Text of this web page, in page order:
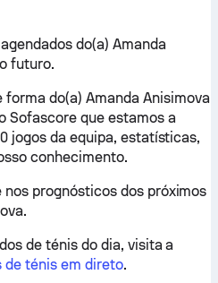
do(a) Amanda
futuro.
do(a) Amanda Anisimova
Sofascore que estamos a
jogos da equipa, estatísticas,
conhecimento.
prognósticos dos próximos
de ténis do dia, visita a
de ténis em direto.